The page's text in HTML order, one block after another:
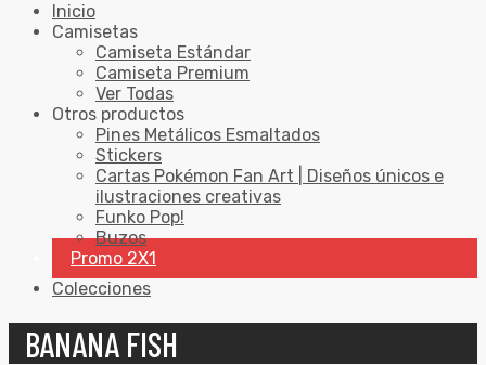
Inicio
Camisetas
Camiseta Estándar
Camiseta Premium
Ver Todas
Otros productos
Pines Metálicos Esmaltados
Stickers
Cartas Pokémon Fan Art | Diseños únicos e
ilustraciones creativas
Funko Pop!
Buzos
Promo 2X1
Colecciones
BANANA FISH